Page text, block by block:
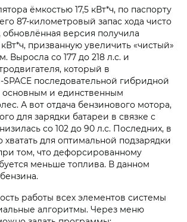
ёмкостью 17,5 кВт*ч, по паспорту
87-километровый запас хода чисто
обновлённая версия получила
призванную увеличить «чистый»
Выросла со 177 до 218 л.с. и
который в
последовательной гибридной
основным и единственным
А вот отдача бензинового мотора,
для зарядки батареи в связке с
со 102 до 90 л.с. Последних, в
для оптимальной подзарядки
том, что дефорсированному
меньше топлива. В данном
работы всех элементов системы
алгоритмы. Через меню